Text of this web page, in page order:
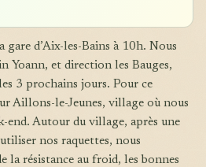
Yoann, et direction les Bauges,
3 prochains jours. Pour ce
Aillons-le-Jeunes, village où nous
end. Autour du village, après une
nos raquettes, nous
la résistance au froid, les bonnes